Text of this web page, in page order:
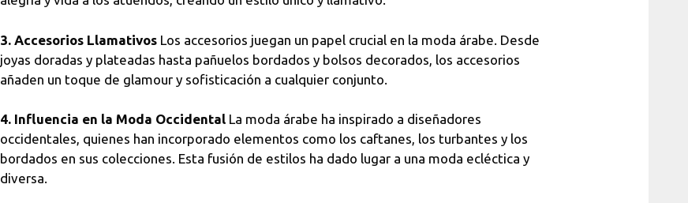
3. Accesorios Llamativos Los accesorios juegan un papel crucial en la moda árabe. Desde
joyas doradas y plateadas hasta pañuelos bordados y bolsos decorados, los accesorios
añaden un toque de glamour y sofisticación a cualquier conjunto.
4. Influencia en la Moda Occidental La moda árabe ha inspirado a diseñadores
occidentales, quienes han incorporado elementos como los caftanes, los turbantes y los
bordados en sus colecciones. Esta fusión de estilos ha dado lugar a una moda ecléctica y
diversa.